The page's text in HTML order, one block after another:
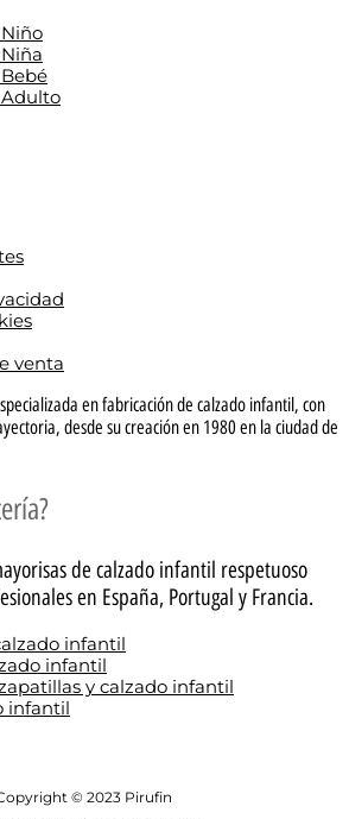
venta
en fabricación de calzado infantil, con
desde su creación en 1980 en la ciudad de
de calzado infantil respetuoso
en España, Portugal y Francia.
infantil
infantil
y calzado infantil
infantil
© 2023 Pirufin